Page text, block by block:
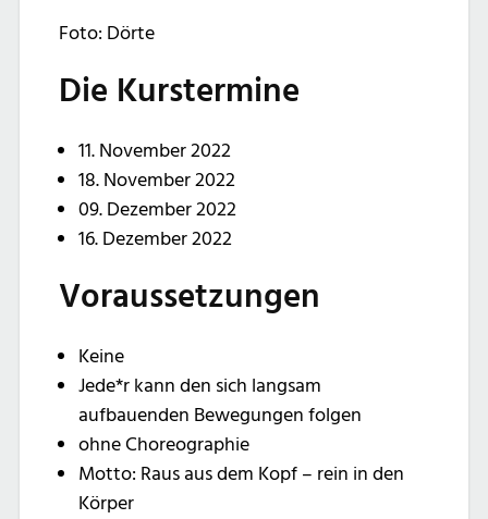
Foto: Dörte
Die Kurstermine
11. November 2022
18. November 2022
09. Dezember 2022
16. Dezember 2022
Voraussetzungen
Keine
Jede*r kann den sich langsam
aufbauenden Bewegungen folgen
ohne Choreographie
Motto: Raus aus dem Kopf – rein in den
Körper